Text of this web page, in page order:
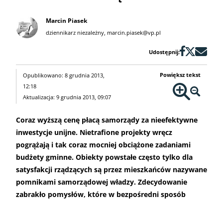
Marcin Piasek
dziennikarz niezależny, marcin.piasek@vp.pl
Udostępnij:
Opublikowano: 8 grudnia 2013,
12:18
Aktualizacja: 9 grudnia 2013, 09:07
Powiększ tekst
Coraz wyższą cenę płacą samorządy za nieefektywne
inwestycje unijne. Nietrafione projekty wręcz
pogrążają i tak coraz mocniej obciążone zadaniami
budżety gminne. Obiekty powstałe często tylko dla
satysfakcji rządzących są przez mieszkańców nazywane
pomnikami samorządowej władzy. Zdecydowanie
zabrakło pomysłów, które w bezpośredni sposób